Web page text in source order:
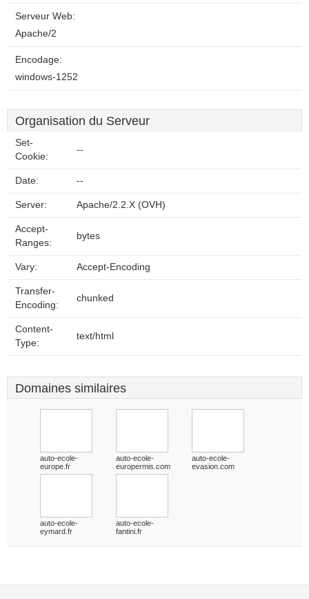
Serveur Web:
Apache/2
Encodage:
windows-1252
Organisation du Serveur
Set-
Cookie:
--
Date: --
Server: Apache/2.2.X (OVH)
Accept-
Ranges:
bytes
Vary: Accept-Encoding
Transfer-
Encoding:
chunked
Content-
Type:
text/html
Domaines similaires
auto-ecole-
europe.fr
auto-ecole-
europermis.com
auto-ecole-
evasion.com
auto-ecole-
eymard.fr
auto-ecole-
fantini.fr